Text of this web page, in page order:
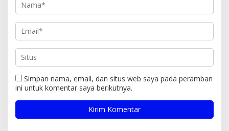
Simpan nama, email, dan situs web saya pada peramban
ini untuk komentar saya berikutnya.